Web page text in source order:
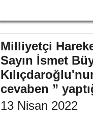
Milliyetçi
Sayın İsmet
cevaben ”
13 Nisan 2022